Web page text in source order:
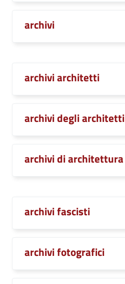
archivi
archivi architetti
archivi degli architetti
archivi di architettura
archivi fascisti
archivi fotografici